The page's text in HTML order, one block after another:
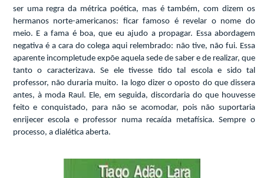
ser uma regra da métrica poética, mas é também, com dizem os
hermanos norte-americanos: ficar famoso é revelar o nome do
meio. E a fama é boa, que eu ajudo a propagar. Essa abordagem
negativa é a cara do colega aqui relembrado: não tive, não fui. Essa
aparente incompletude expõe aquela sede de saber e de realizar, que
tanto o caracterizava. Se ele tivesse tido tal escola e sido tal
professor, não duraria muito. Ia logo dizer o oposto do que dissera
antes, à moda Raul. Ele, em seguida, discordaria do que houvesse
feito e conquistado, para não se acomodar, pois não suportaria
enrijecer escola e professor numa recaída metafísica. Sempre o
processo, a dialética aberta.